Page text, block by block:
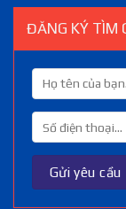
ĐĂNG KÝ TÌM